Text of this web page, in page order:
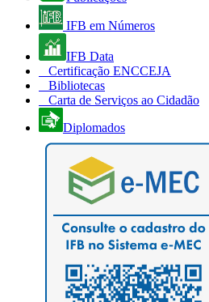
IFB em Números
IFB Data
Certificação ENCCEJA
Bibliotecas
Carta de Serviços ao Cidadão
Diplomados